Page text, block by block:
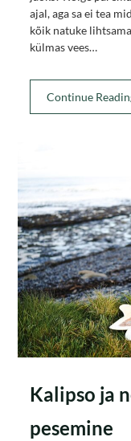
ajal, aga sa ei tea
kõik natuke
külmas vees…
Continue
Kalipso ja
pesemine